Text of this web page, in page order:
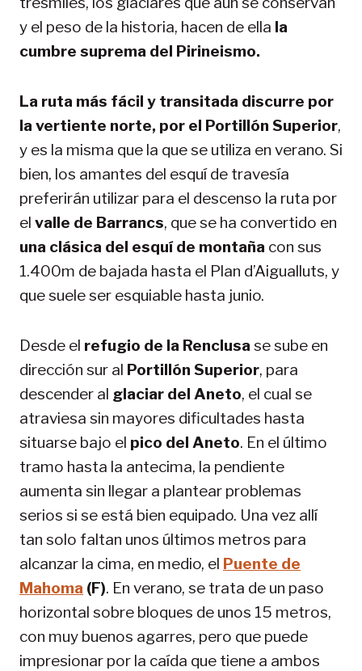
y el peso de la historia, hacen de ella la
cumbre suprema del Pirineismo.
La ruta más fácil y transitada discurre por
la vertiente norte, por el Portillón Superior,
y es la misma que la que se utiliza en verano. Si
bien, los amantes del esquí de travesía
preferirán utilizar para el descenso la ruta por
el valle de Barrancs, que se ha convertido en
una clásica del esquí de montaña con sus
1.400m de bajada hasta el Plan d’Aigualluts, y
que suele ser esquiable hasta junio.
Desde el refugio de la Renclusa se sube en
dirección sur al Portillón Superior, para
descender al glaciar del Aneto, el cual se
atraviesa sin mayores dificultades hasta
situarse bajo el pico del Aneto. En el último
tramo hasta la antecima, la pendiente
aumenta sin llegar a plantear problemas
serios si se está bien equipado. Una vez allí
tan solo faltan unos últimos metros para
alcanzar la cima, en medio, el Puente de
Mahoma (F). En verano, se trata de un paso
horizontal sobre bloques de unos 15 metros,
con muy buenos agarres, pero que puede
impresionar por la caída que tiene a ambos